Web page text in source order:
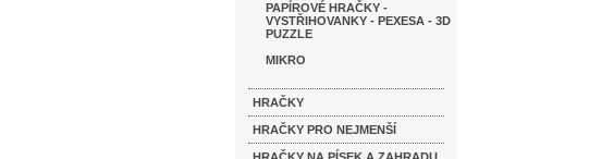
PAPÍROVÉ HRAČKY -
VYSTŘIHOVANKY - PEXESA - 3D
PUZZLE
MIKRO
HRAČKY
HRAČKY PRO NEJMENŠÍ